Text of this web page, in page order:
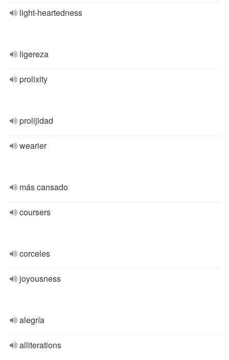
light-heartedness
ligereza
prolixity
prolijidad
wearier
más cansado
coursers
corceles
joyousness
alegría
alliterations